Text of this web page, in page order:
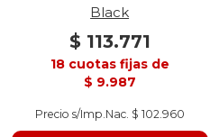
Black
$ 113.771
18 cuotas fijas de
$ 9.987
Precio s/Imp.Nac. $ 102.960